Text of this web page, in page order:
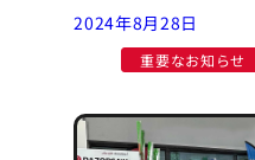
2024年8月28日
重要なお知らせ